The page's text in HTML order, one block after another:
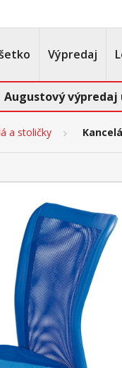
Výpredaj
Augustový výpredaj
a stoličky